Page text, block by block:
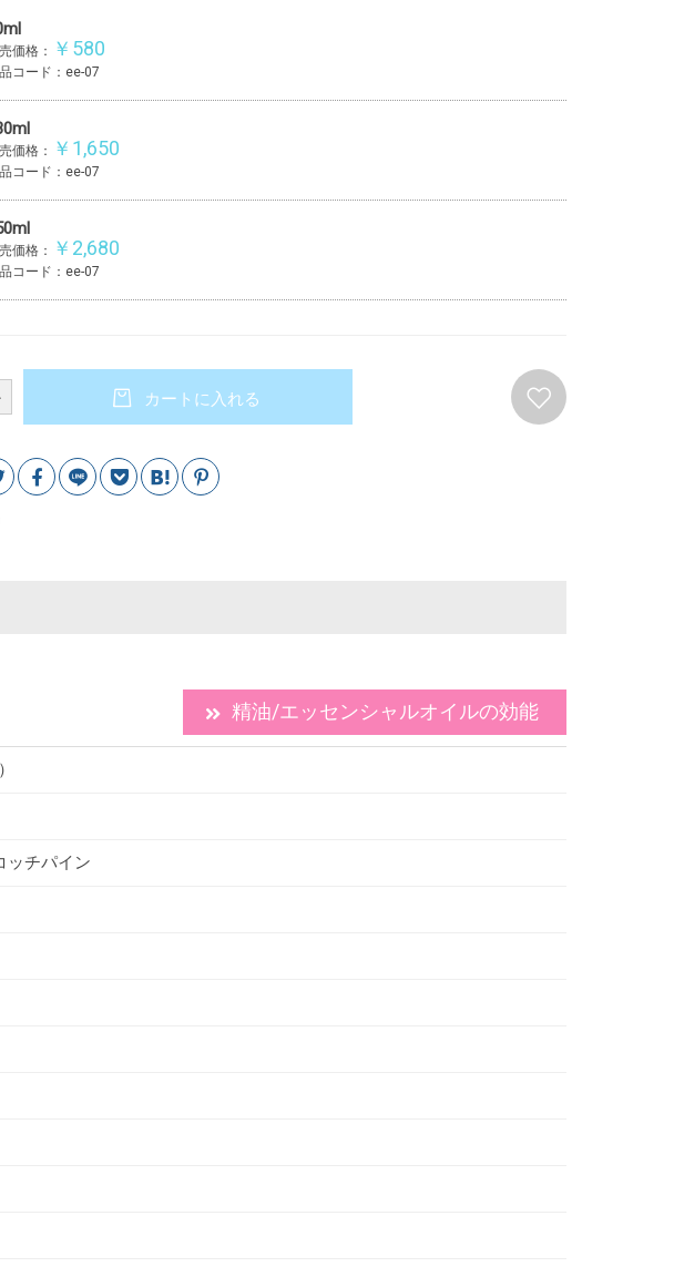
価格： ￥580
コード：ee-07
価格： ￥1,650
コード：ee-07
価格： ￥2,680
コード：ee-07
カートに入れる
精油/エッセンシャルオイルの効能
ッチパイン